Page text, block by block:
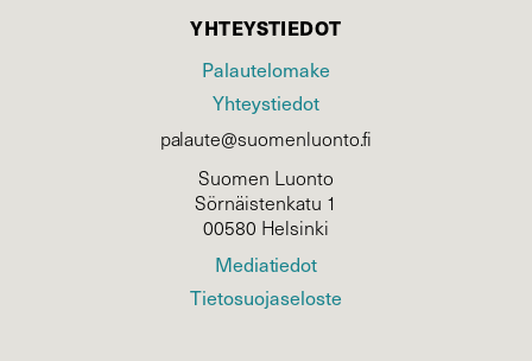
YHTEYSTIEDOT
Palautelomake
Yhteystiedot
palaute@suomenluonto.fi
Suomen Luonto
Sörnäistenkatu 1
00580 Helsinki
Mediatiedot
Tietosuojaseloste